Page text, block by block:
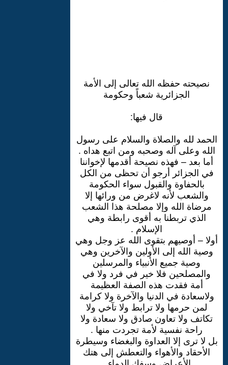
نصيحته حفظه الله تعالى إلى الأمة
الجزائرية شعباً وحكومة
قال فيها:
الحمد لله والصلاة والسلام على رسول
الله وعلى آله وصحبه ومن اتبع هداه .
أما بعد – فهذه نصيحة أقدمها لإخواننا
في الجزائر أرجو أن تحظى من الكل
بالحفاوة والقبول سواء الحكومة
والشعب لأنه لاغرض من ورائها إلا
مرضاة الله وإلا مصلحة هذا الشعب
الذي تربطنا به أقوى رابطة وهي
الإسلام .
أولا – أوصيهم بتقوى الله عز وجل وهي
وصية الله إلى الأولين والآخرين وهي
وصية جميع الأنبياء والمرسلين
والمصلحين فلا خير في فرد ولا في
أمة فقدت هذه الصفة العظيمة
ولاسعادة في الدنيا والآخرة ولا كرامة
لمن حرمها ولا ترابط ولا تآخي ولا
تكاتف ولا تعاون صادق ولا سعادة ولا
راحة نفسية لأمة تجردت منها .
بل لا ترى إلا العداوة والبغضاء وسيطرة
الأحقاد والأهواء والتعطش إلى هتك